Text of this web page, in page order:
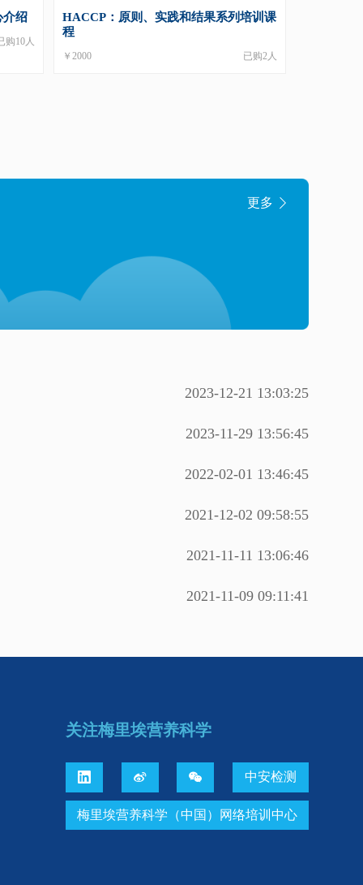
介绍
购10人
HACCP：原则、实践和结果系列培训课
程
￥2000 已购2人
更多 
2023-12-21 13:03:25
2023-11-29 13:56:45
2022-02-01 13:46:45
2021-12-02 09:58:55
2021-11-11 13:06:46
2021-11-09 09:11:41
关注梅里埃营养科学
   中安检测
梅里埃营养科学（中国）网络培训中心